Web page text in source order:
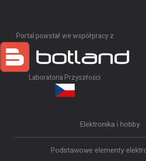
Portal powstał we współpracy z
Laboratoria Przyszłości
Elektronika i hobby
Podstawowe elementy